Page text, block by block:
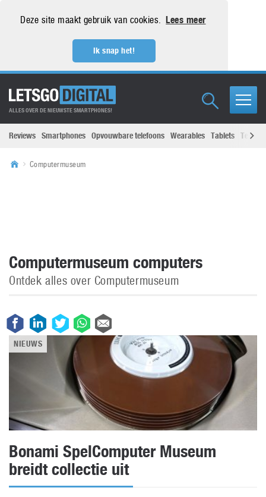
Deze site maakt gebruik van cookies. Lees meer
Ik snap het!
ALLES OVER DE NIEUWSTE SMARTPHONES!
Reviews Smartphones Opvouwbare telefoons Wearables Tablets
Computermuseum
Computermuseum computers
Ontdek alles over Computermuseum
NIEUWS
Bonami SpelComputer Museum
breidt collectie uit